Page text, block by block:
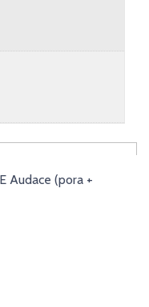
Audace (pora +